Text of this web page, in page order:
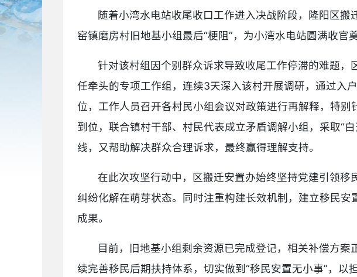
随着小湾水电站收尾收口工作进入决战阶段，隆阳区
窑镇磨房村旧地基小组最后“梗阻”，为小湾水电站圆满收官
针对该村组因个别群众诉求导致收尾工作停滞的难题，
任牵头的专项工作组，连续3天深入该村开展调研，通过入
位，工作人员召开各村民小组会议对政策进行再解释，特
到位，联合镇村干部、村民代表成立矛盾调解小组，采取“
线，又帮助解决群众合理诉求，最终赢得理解支持。
在此次攻坚行动中，区搬迁安置办始终坚持党建引领
纠纷化解在萌芽状态。同时注重构建长效机制，建立移民
成果。
目前，旧地基小组剩余资源已完成登记，相关补偿方
续完善移民后期扶持体系，切实做到“移民安置无小事”，以